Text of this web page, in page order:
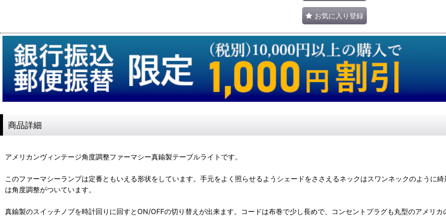
お気に入り登録
商品詳細
アメリカンヴィンテージ角度調整ファーマシー真鍮製テーブルライトです。
このファーマシーランプは定番ともいえる形状をしています。手元をよく照らせるようシェードをささえるネックはスワンネックのように
は角度調整がついています。
真鍮製のスイッチノブを時計回りに回すとON/OFFの切り替えが出来ます。コードは布巻で少し長めで、コンセントプラグも丸型のアメリカ